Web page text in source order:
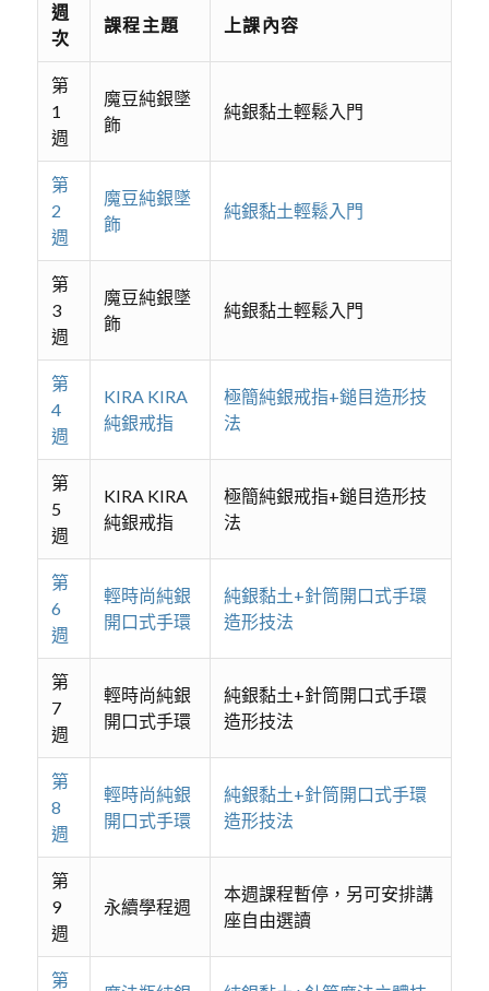
週
次
課程主題 上課內容
第
1
週
魔豆純銀墜
飾
純銀黏土輕鬆入門
第
2
週
魔豆純銀墜
飾
純銀黏土輕鬆入門
第
3
週
魔豆純銀墜
飾
純銀黏土輕鬆入門
第
4
週
KIRA KIRA
純銀戒指
極簡純銀戒指+鎚目造形技
法
第
5
週
KIRA KIRA
純銀戒指
極簡純銀戒指+鎚目造形技
法
第
6
週
輕時尚純銀
開口式手環
純銀黏土+針筒開口式手環
造形技法
第
7
週
輕時尚純銀
開口式手環
純銀黏土+針筒開口式手環
造形技法
第
8
週
輕時尚純銀
開口式手環
純銀黏土+針筒開口式手環
造形技法
第
9
週
永續學程週
本週課程暫停，另可安排講
座自由選讀
第